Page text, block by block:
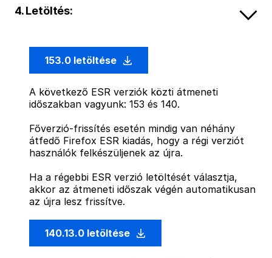
4. Letöltés:
153.0 letöltése
A következő ESR verziók közti átmeneti
időszakban vagyunk: 153 és 140.
Főverzió-frissítés esetén mindig van néhány
átfedő Firefox ESR kiadás, hogy a régi verziót
használók felkészüljenek az újra.
Ha a régebbi ESR verzió letöltését választja,
akkor az átmeneti időszak végén automatikusan
az újra lesz frissítve.
140.13.0 letöltése